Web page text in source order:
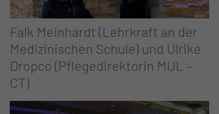
Falk Meinhardt (Lehrkraft an der
Medizinischen Schule) und Ulrike
Dropco (Pflegedirektorin MUL –
CT)